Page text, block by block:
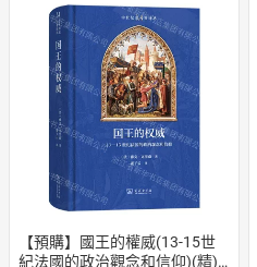
【預購】國王的權威(13-15世
紀法國的政治觀念和信仰)(精)/